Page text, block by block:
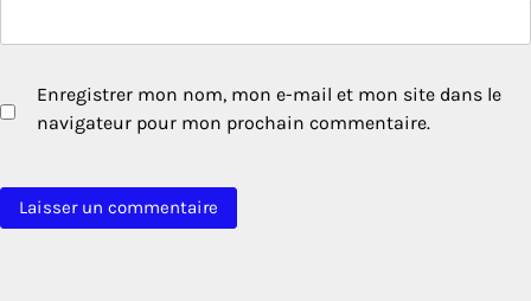
Enregistrer mon nom, mon e-mail et mon site dans le
navigateur pour mon prochain commentaire.